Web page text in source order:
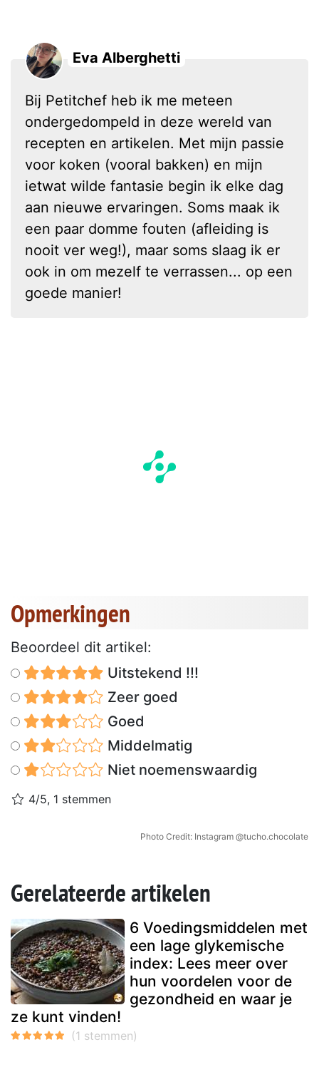
Eva Alberghetti
Bij Petitchef heb ik me meteen
ondergedompeld in deze wereld van
recepten en artikelen. Met mijn passie
voor koken (vooral bakken) en mijn
ietwat wilde fantasie begin ik elke dag
aan nieuwe ervaringen. Soms maak ik
een paar domme fouten (afleiding is
nooit ver weg!), maar soms slaag ik er
ook in om mezelf te verrassen... op een
goede manier!
Opmerkingen
Beoordeel dit artikel:
Uitstekend !!!
Zeer goed
Goed
Middelmatig
Niet noemenswaardig
4/5, 1 stemmen
Photo Credit: Instagram @tucho.chocolate
Gerelateerde artikelen
6 Voedingsmiddelen met
een lage glykemische
index: Lees meer over
hun voordelen voor de
gezondheid en waar je
ze kunt vinden!